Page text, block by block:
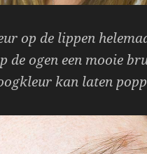
op de lippen
de ogen een mooie
kan laten